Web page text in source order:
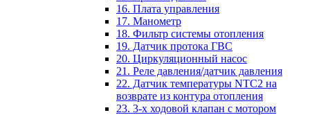
16. Плата управления
17. Манометр
18. Фильтр системы отопления
19. Датчик протока ГВС
20. Циркуляционный насос
21. Реле давления/датчик давления
22. Датчик температуры NTC2 на
возврате из контура отопления
23. 3-х ходовой клапан с мотором